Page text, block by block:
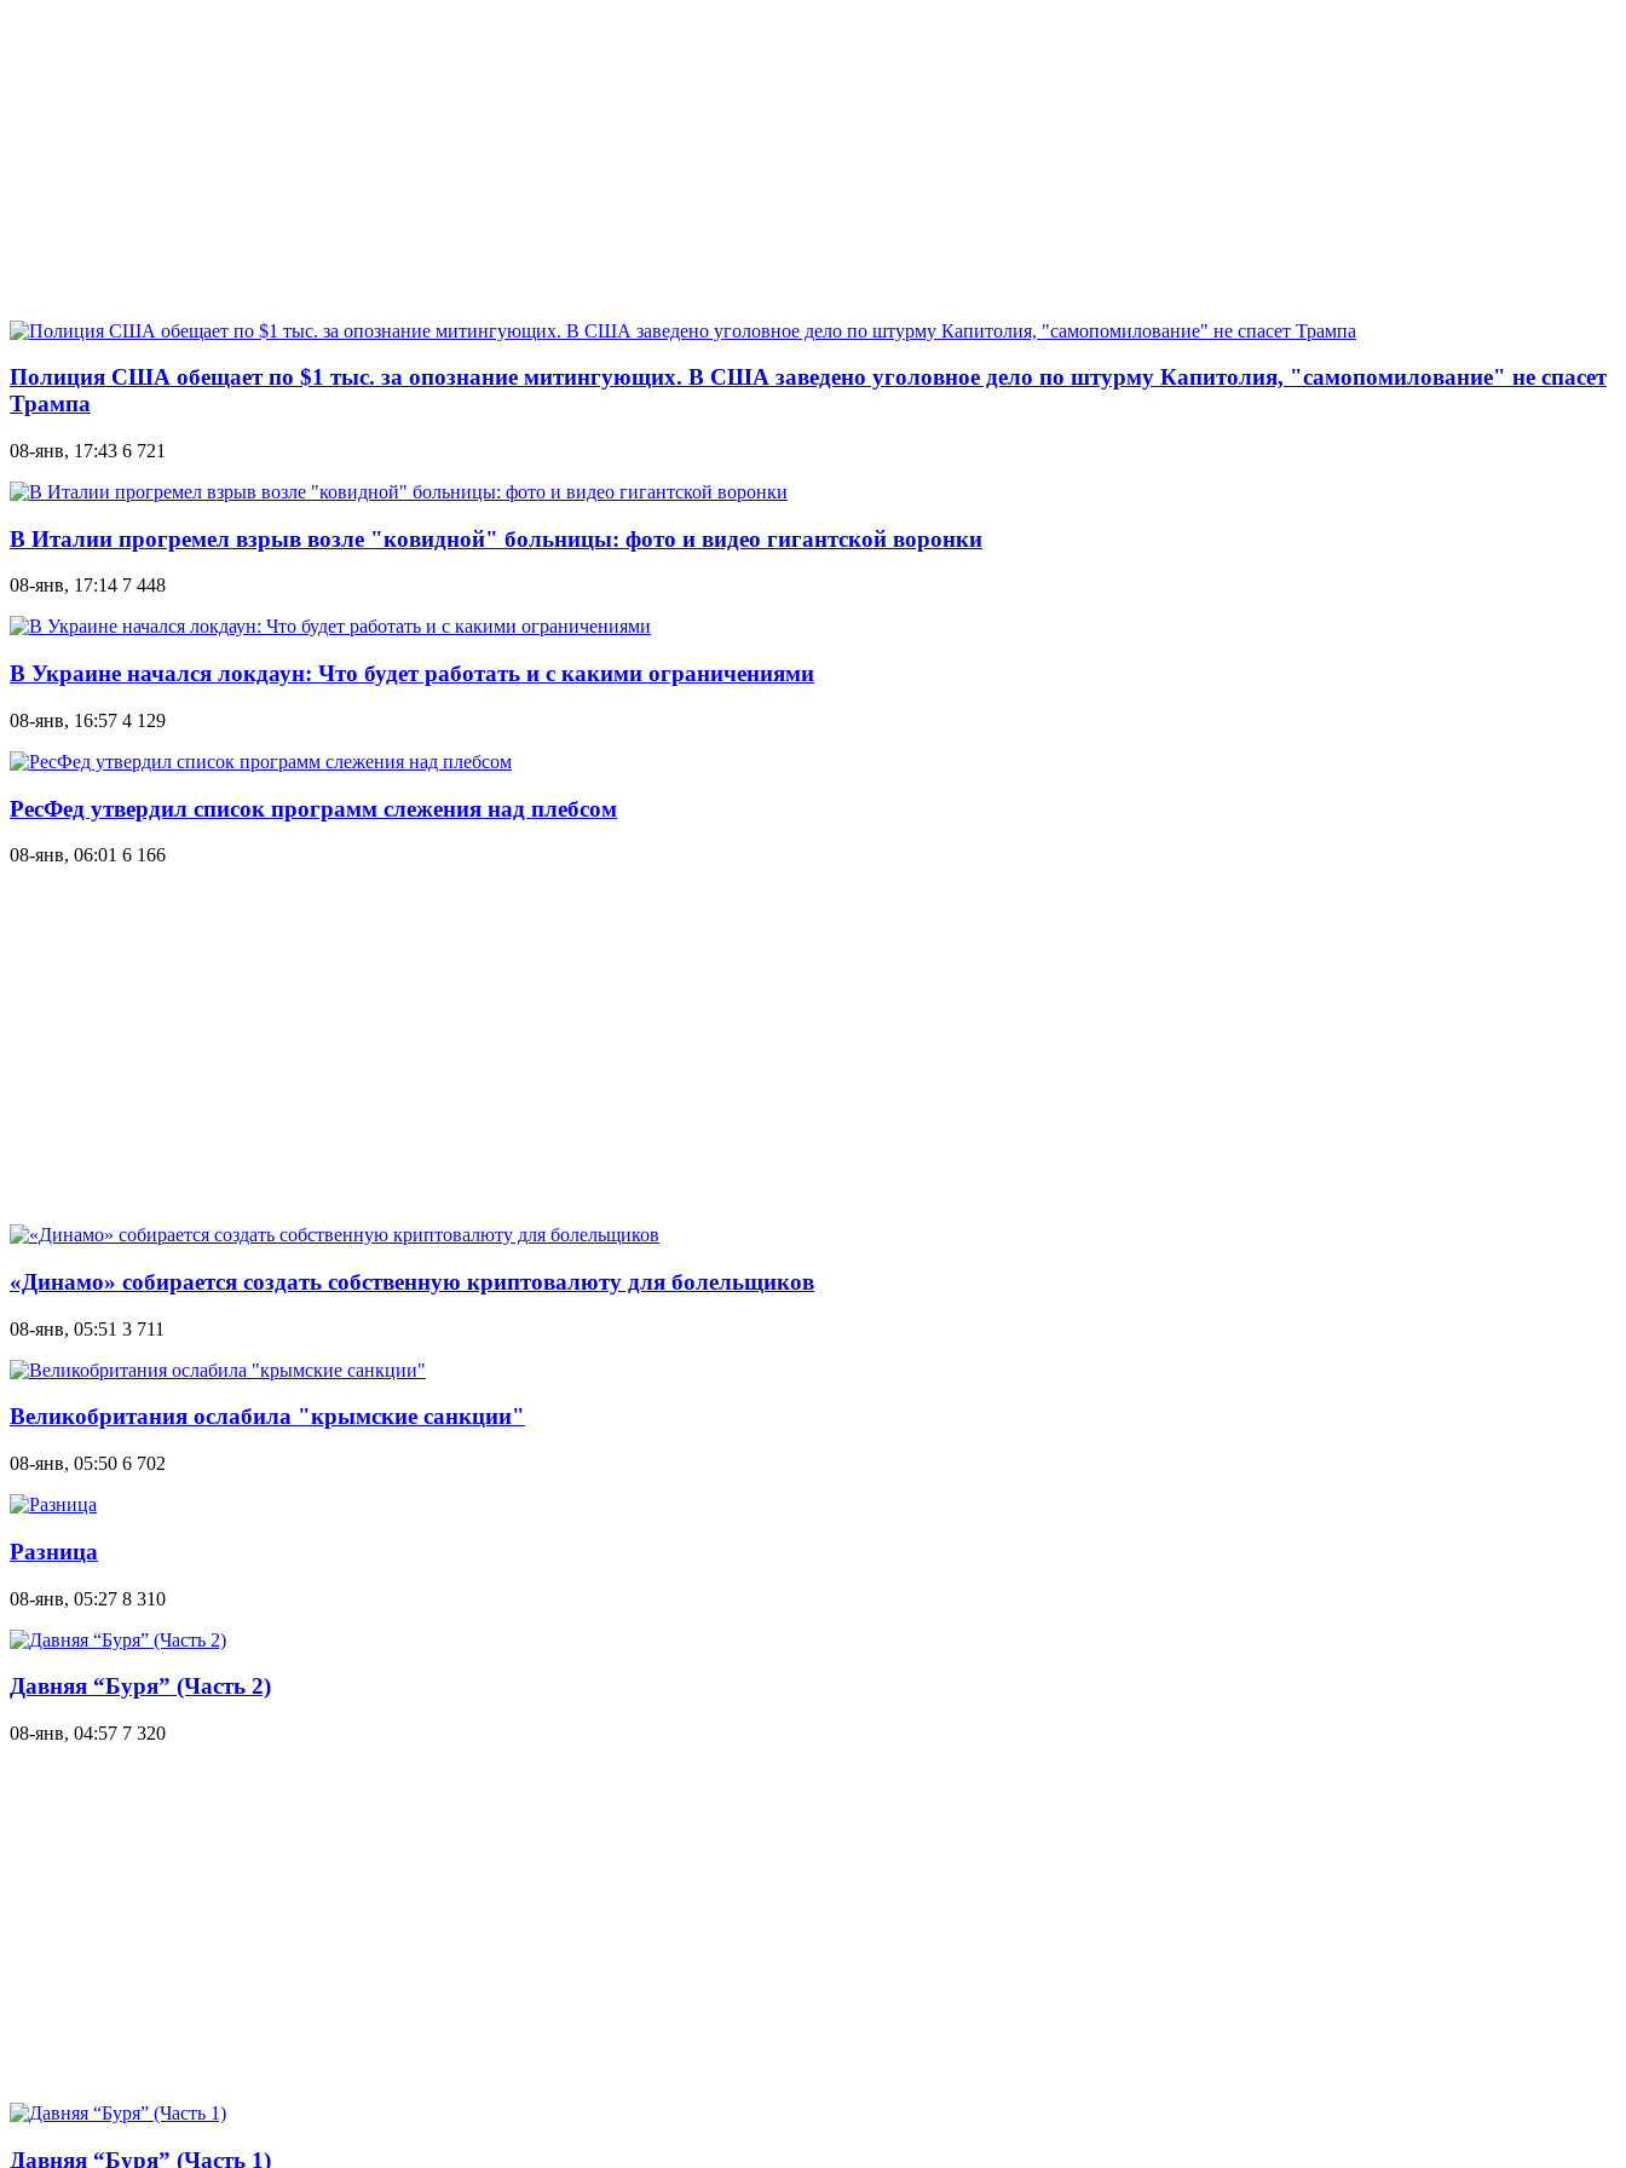
Полиция США обещает по $1 тыс. за опознание митингующих. В США заведено уголовное дело по штурму Капитолия, "самопомилование" не спасет
Трампа
08-янв, 17:43 6 721
В Италии прогремел взрыв возле "ковидной" больницы: фото и видео гигантской воронки
08-янв, 17:14 7 448
В Украине начался локдаун: Что будет работать и с какими ограничениями
08-янв, 16:57 4 129
РесФед утвердил список программ слежения над плебсом
08-янв, 06:01 6 166
«Динамо» собирается создать собственную криптовалюту для болельщиков
08-янв, 05:51 3 711
Великобритания ослабила "крымские санкции"
08-янв, 05:50 6 702
Разница
08-янв, 05:27 8 310
Давняя “Буря” (Часть 2)
08-янв, 04:57 7 320
Давняя “Буря” (Часть 1)